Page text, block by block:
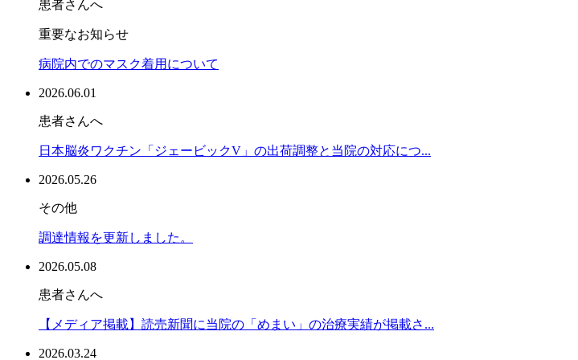
患者さんへ
重要なお知らせ
病院内でのマスク着用について
2026.06.01
患者さんへ
日本脳炎ワクチン「ジェービックV」の出荷調整と当院の対応につ...
2026.05.26
その他
調達情報を更新しました。
2026.05.08
患者さんへ
【メディア掲載】読売新聞に当院の「めまい」の治療実績が掲載さ...
2026.03.24